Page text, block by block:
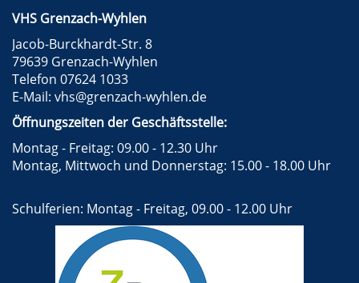
VHS Grenzach-Wyhlen
Jacob-Burckhardt-Str. 8
79639 Grenzach-Wyhlen
Telefon 07624 1033
E-Mail: vhs@grenzach-wyhlen.de
Öffnungszeiten der Geschäftsstelle:
Montag - Freitag: 09.00 - 12.30 Uhr
Montag, Mittwoch und Donnerstag: 15.00 - 18.00 Uhr
Schulferien: Montag - Freitag, 09.00 - 12.00 Uhr